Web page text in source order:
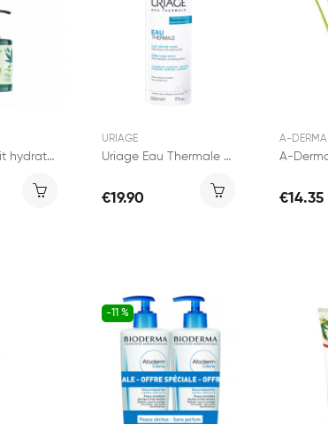
BeauTerra Lait hydratant Chanvre et Aloe Vera...
URIAGE
Uriage Eau Thermale Lait Velouté Corps 500ml
€19.90
A-DERMA
€14.35
-11 %